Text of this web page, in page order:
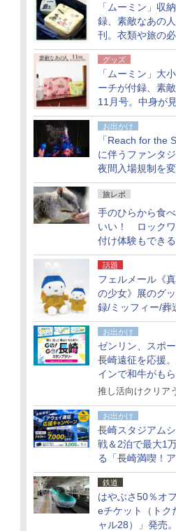
「ムーミン」収
録、素敵なあの
刊。衣類や旅の必
る大小2個セット
グッズ
「ムーミン」大
ーチが付録、素
11月号。中身が
泉スパにも使える
お出かけ
「Reach for the
に伴うファンタ
夜間入場規制を変
ら18時50分～20
旅レポ
手のひらから食
いい！ ロック
付け体験もできる
でアサートン高
イド付きツアーに
た
話題
フェルメール《
の少女》展のグ
録/ミッフィー/葬
レンほか、注目
ボが実現
お出かけ
ゼンリン、スポ
長崎遠征を応援
インで和牛がも
「GO！GO！長
推し活向けクリア
お出かけ
長崎スタジアム
戦＆2泊で最大1
る「長崎満喫！ア
応援キャンペー
鉄道
はやぶさ50％オ
eチケット（トク
ャル28）」発売